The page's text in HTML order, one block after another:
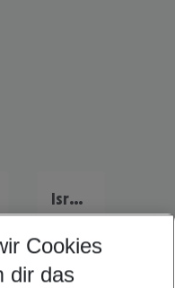
Israel Urlaub
Cookies
dir das